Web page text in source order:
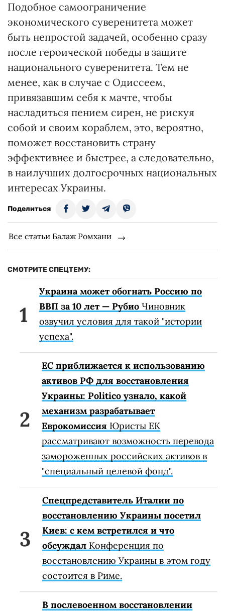
Подобное самоограничение
экономического суверенитета может
быть непростой задачей, особенно сразу
после героической победы в защите
национального суверенитета. Тем не
менее, как в случае с Одиссеем,
привязавшим себя к мачте, чтобы
насладиться пением сирен, не рискуя
собой и своим кораблем, это, вероятно,
поможет восстановить страну
эффективнее и быстрее, а следовательно,
в наилучших долгосрочных национальных
интересах Украины.
Поделиться
Все статьи Балаж Ромхани
СМОТРИТЕ СПЕЦТЕМУ:
Украина может обогнать Россию по
ВВП за 10 лет — Рубио Чиновник
озвучил условия для такой "истории
успеха".
ЕС приближается к использованию
активов РФ для восстановления
Украины: Politico узнало, какой
механизм разрабатывает
Еврокомиссия Юристы ЕК
рассматривают возможность перевода
замороженных российских активов в
"специальный целевой фонд".
Спецпредставитель Италии по
восстановлению Украины посетил
Киев: с кем встретился и что
обсуждал Конференция по
восстановлению Украины в этом году
состоится в Риме.
В послевоенном восстановлении